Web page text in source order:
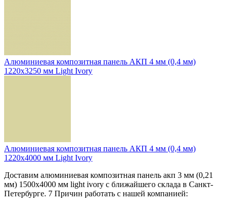
Алюминиевая композитная панель АКП 4 мм (0,4 мм)
1220х3250 мм Light Ivory
Алюминиевая композитная панель АКП 4 мм (0,4 мм)
1220х4000 мм Light Ivory
Доставим алюминиевая композитная панель акп 3 мм (0,21
мм) 1500х4000 мм light ivory с ближайшего склада в Санкт-
Петербурге. 7 Причин работать с нашей компанией: